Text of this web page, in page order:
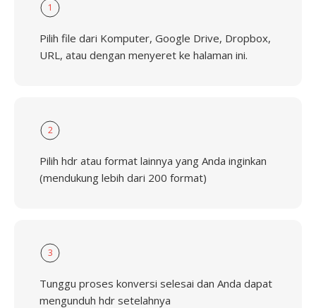
1
Pilih file dari Komputer, Google Drive, Dropbox,
URL, atau dengan menyeret ke halaman ini.
2
Pilih hdr atau format lainnya yang Anda inginkan
(mendukung lebih dari 200 format)
3
Tunggu proses konversi selesai dan Anda dapat
mengunduh hdr setelahnya